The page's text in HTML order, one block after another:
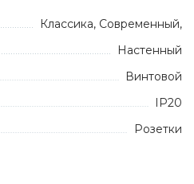
Классика, Современный,
Настенный
Винтовой
IP20
Розетки